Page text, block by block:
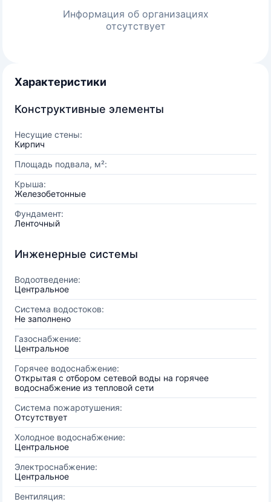
Информация об организациях
отсутствует
Характеристики
Конструктивные элементы
Несущие стены:
Кирпич
Площадь подвала, м²:
Крыша:
Железобетонные
Фундамент:
Ленточный
Инженерные системы
Водоотведение:
Центральное
Система водостоков:
Не заполнено
Газоснабжение:
Центральное
Горячее водоснабжение:
Открытая с отбором сетевой воды на горячее
водоснабжение из тепловой сети
Система пожаротушения:
Отсутствует
Холодное водоснабжение:
Центральное
Электроснабжение:
Центральное
Вентиляция: